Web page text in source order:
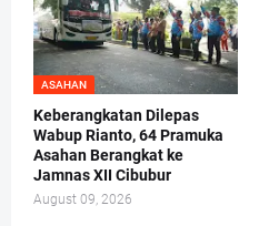
ASAHAN
Keberangkatan Dilepas
Wabup Rianto, 64 Pramuka
Asahan Berangkat ke
Jamnas XII Cibubur
August 09, 2026